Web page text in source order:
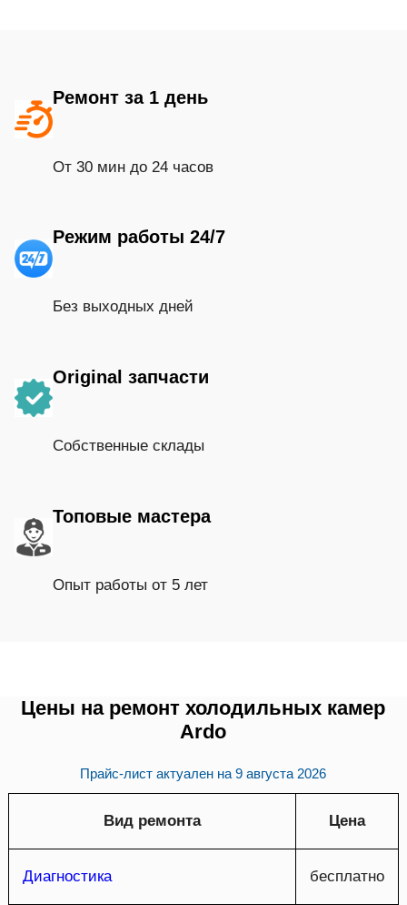
Ремонт за 1 день
От 30 мин до 24 часов
Режим работы 24/7
Без выходных дней
Original запчасти
Собственные склады
Топовые мастера
Опыт работы от 5 лет
Цены на ремонт холодильных камер
Ardo
Прайс-лист актуален на9 августа 2026
Вид ремонта Цена
Диагностика бесплатно